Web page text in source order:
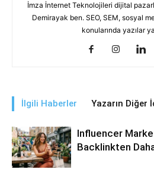
İmza İnternet Teknolojileri dijital
Demirayak ben. SEO, SEM, sosyal
konularında yazılar
İlgili Haberler Yazarın Diğer
Influencer
Backlinkten